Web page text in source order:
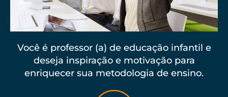
Você é professor (a) de educação infantil e
deseja inspiração e motivação para
enriquecer sua metodologia de ensino.